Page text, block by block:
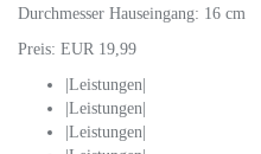
Durchmesser Hauseingang: 16 cm
Preis: EUR 19,99
|Leistungen|
|Leistungen|
|Leistungen|